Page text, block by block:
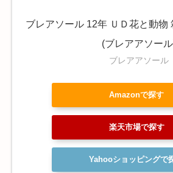
ブレアソール 12年 ＵＤ花と動物
(ブレアアソー
ブレアアソール
Amazonで探す
楽天市場で探す
Yahooショッピングで